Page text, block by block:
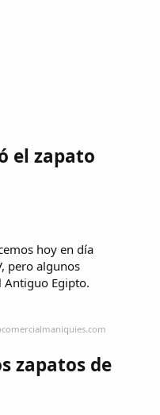
el zapato
hoy en día
pero algunos
Antiguo Egipto.
zapatos de